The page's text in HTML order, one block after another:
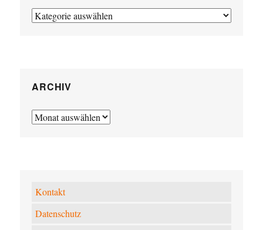
Aufführungsorte
ARCHIV
Archiv
Kontakt
Datenschutz